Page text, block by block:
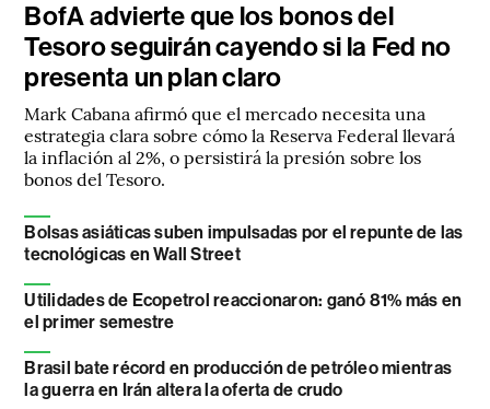
BofA advierte que los bonos del
Tesoro seguirán cayendo si la Fed no
presenta un plan claro
Mark Cabana afirmó que el mercado necesita una
estrategia clara sobre cómo la Reserva Federal llevará
la inflación al 2%, o persistirá la presión sobre los
bonos del Tesoro.
Bolsas asiáticas suben impulsadas por el repunte de las
tecnológicas en Wall Street
Utilidades de Ecopetrol reaccionaron: ganó 81% más en
el primer semestre
Brasil bate récord en producción de petróleo mientras
la guerra en Irán altera la oferta de crudo